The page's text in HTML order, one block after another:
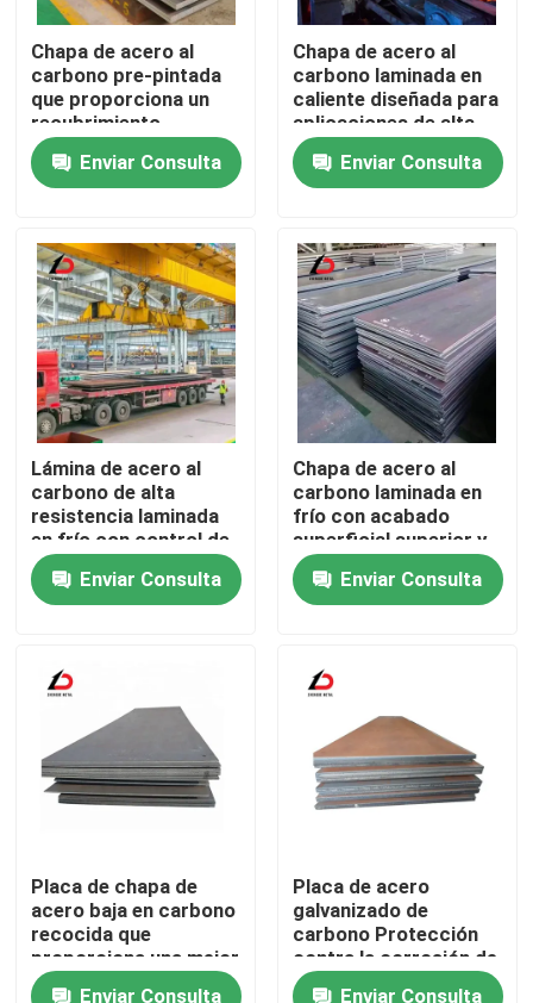
En casa.
Productos
Los vídeos
Sobre nosotros
Recorrido por la fábrica
Control de calidad
Noticias
Solicitar una cita
Cubiertas de acero galvanizado
Chapa de acero al
carbono pre-pintada
que proporciona un
recubrimiento
duradero y un
acabado atractivo
para aplicaciones
Enviar Consulta
Chapa de acero al
carbono laminada en
caliente diseñada para
aplicaciones de alta
resistencia y
componentes
estructurales en
Enviar Consulta
Lámina de acero al
carbono de alta
resistencia laminada
en frío con control de
espesor de precisión
para las industrias de
fabricación y
Enviar Consulta
Chapa de acero al
carbono laminada en
frío con acabado
superficial superior y
precisión dimensional,
adecuada para piezas
de precisión
Enviar Consulta
Placa de chapa de
acero baja en carbono
recocida que
proporciona una mejor
funcionalidad y una
Enviar Consulta
Placa de acero
galvanizado de
carbono Protección
contra la corrosión de
larga duración Ideal
Enviar Consulta